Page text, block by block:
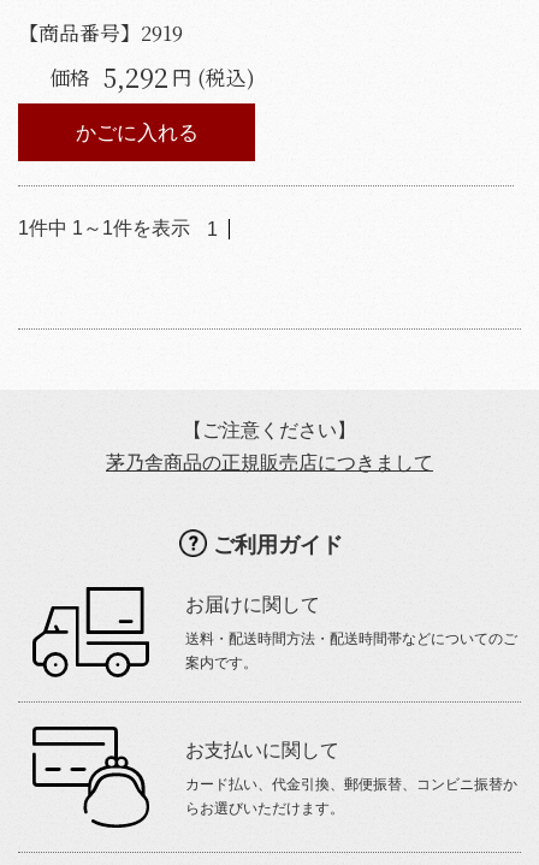
【商品番号】 2919
価格 5,292 円 (税込)
かごに入れる
1件中 1 ～ 1件を表示 1
【ご注意ください】
茅乃舎商品の正規販売店につきまして
ご利用ガイド
お届けに関して
送料・配送時間方法・配送時間帯などについてのご
案内です。
お支払いに関して
カード払い、代金引換、郵便振替、コンビニ振替か
らお選びいただけます。